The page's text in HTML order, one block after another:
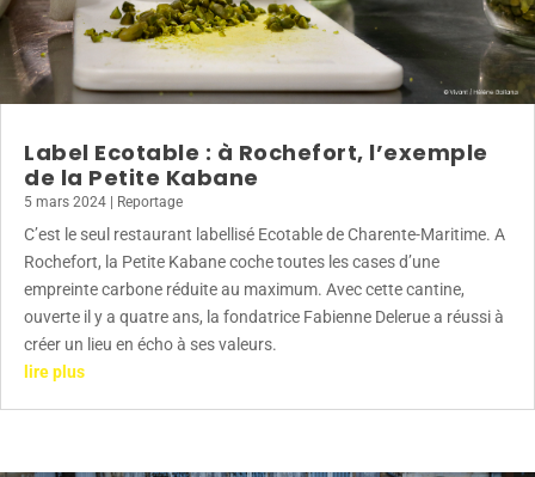
Label Ecotable : à Rochefort, l’exemple
de la Petite Kabane
5 mars 2024 Reportage
C’est le seul restaurant labellisé Ecotable de Charente-Maritime. A
Rochefort, la Petite Kabane coche toutes les cases d’une
empreinte carbone réduite au maximum. Avec cette cantine,
ouverte il y a quatre ans, la fondatrice Fabienne Delerue a réussi à
créer un lieu en écho à ses valeurs.
lire plus